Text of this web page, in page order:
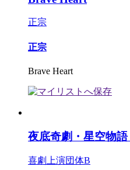
正宗
正宗
Brave Heart
夜底奇劇・星空物語
喜劇上演団体B